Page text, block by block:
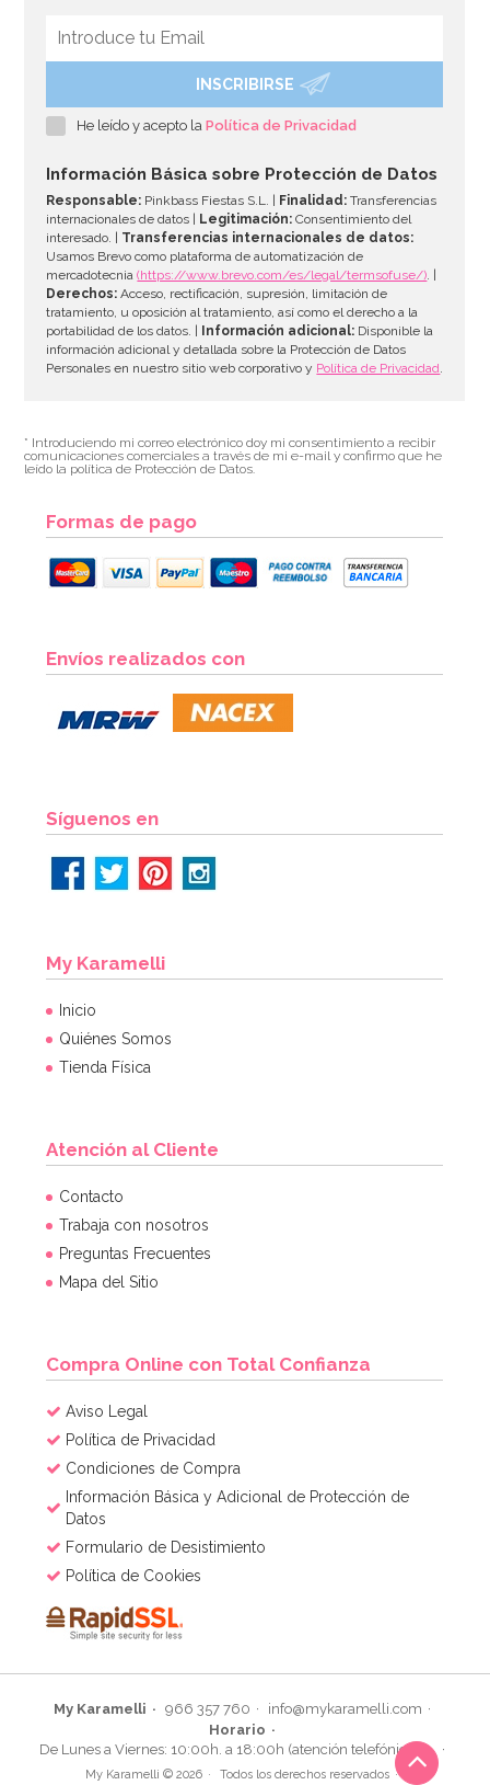
Caja para Tarta 4 Alturas Ajustables - 45 x 40 cm
AÑADIR
7,49€
Winter Cookie Cutter Set AC
6,49€
AÑADIR
Molde para 6 helados tipo chupachus
INSCRIBIRSE
He leído y acepto laPolítica de Privacidad
Información Básica sobre Protección de Datos
Responsable: Pinkbass Fiestas S.L. | Finalidad: Transferencias
internacionales de datos |
Legitimación: Consentimiento del
interesado. | Transferencias internacionales de datos:
Usamos Brevo como plataforma de automatización de
mercadotecnia(https://www.brevo.com/es/legal/termsofuse/). |
Derechos: Acceso, rectificación, supresión, limitación de
tratamiento, u oposición al tratamiento, así como el derecho a la
portabilidad de los datos. |
Información adicional: Disponible la
información adicional y detallada sobre la Protección de Datos
Personales en nuestro sitio web corporativo y Política de Privacidad.
* Introduciendo mi correo electrónico doy mi consentimiento a recibir
comunicaciones comerciales a través de mi e-mail y confirmo que he
leído la política de Protección de Datos.
Formas de pago
Envíos realizados con
Síguenos en
My Karamelli
Inicio
Quiénes Somos
Tienda Física
Atención al Cliente
Contacto
Trabaja con nosotros
Preguntas Frecuentes
Mapa del Sitio
Compra Online con Total Confianza
Aviso Legal
Política de Privacidad
Condiciones de Compra
Información Básica y Adicional de Protección de
Datos
Formulario de Desistimiento
Política de Cookies
My Karamelli 966 357 760
info@mykaramelli.com
Horario
De Lunes a Viernes: 10:00h. a 18:00h (atención telefónica)
My Karamelli © 2026 Todos los derechos reservados